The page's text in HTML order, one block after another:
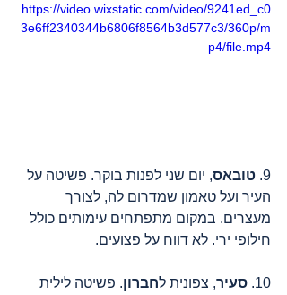
https://video.wixstatic.com/video/9241ed_c0
3e6ff2340344b6806f8564b3d577c3/360p/m
p4/file.mp4
9. טובאס, יום שני לפנות בוקר. פשיטה על
העיר ועל טאמון שמדרום לה, לצורך
מעצרים. במקום מתפתחים עימותים כולל
חילופי ירי. לא דווח על פצועים.
10. סעיר, צפונית לחברון. פשיטה לילית